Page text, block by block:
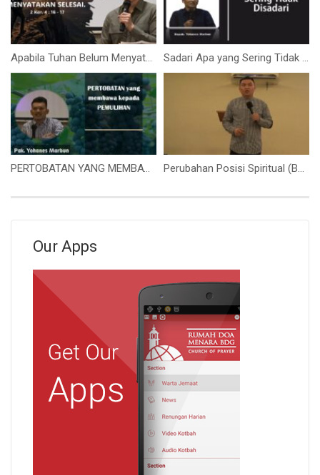
Apabila Tuhan Belum Menyatakan Selesai, Jangan Kita yang Menyatakannya Selesai (Bpk. Hidajat S) Sadari Apa yang Sering Tidak Disadari (Bapak. Yohanes Marbun)
PERTOBATAN YANG MEMBAWA KEPADA PEMULIHAN (Bapak Yohanes Marbun) Perubahan Posisi Spiritual (Bapak Yorri Abast)
Our Apps